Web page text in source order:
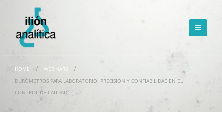
HOME
WEBINARS
DURÓMETROS PARA LABORATORIO: PRECISIÓN Y CONFIABILIDAD EN EL
CONTROL DE CALIDAD